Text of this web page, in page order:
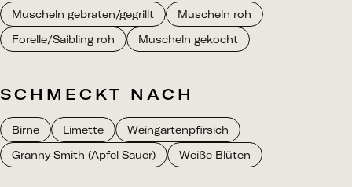
Muscheln gebraten/gegrillt
Muscheln roh
Forelle/Saibling roh
Muscheln gekocht
SCHMECKT NACH
Birne Limette
Weingartenpfirsich
Granny Smith (Apfel Sauer)
Weiße Blüten